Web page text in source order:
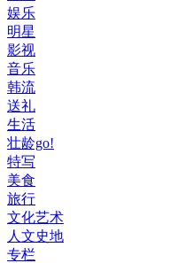
娱乐
明星
影视
音乐
韩流
送礼
生活
壮龄go!
特写
美食
旅行
文化艺术
人文史地
专栏